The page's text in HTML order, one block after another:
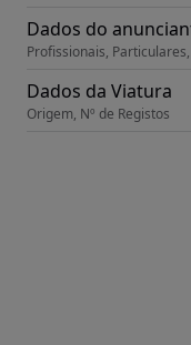
Dados do
Profissionais,
Dados da Viatura
Origem, Nº de Registos